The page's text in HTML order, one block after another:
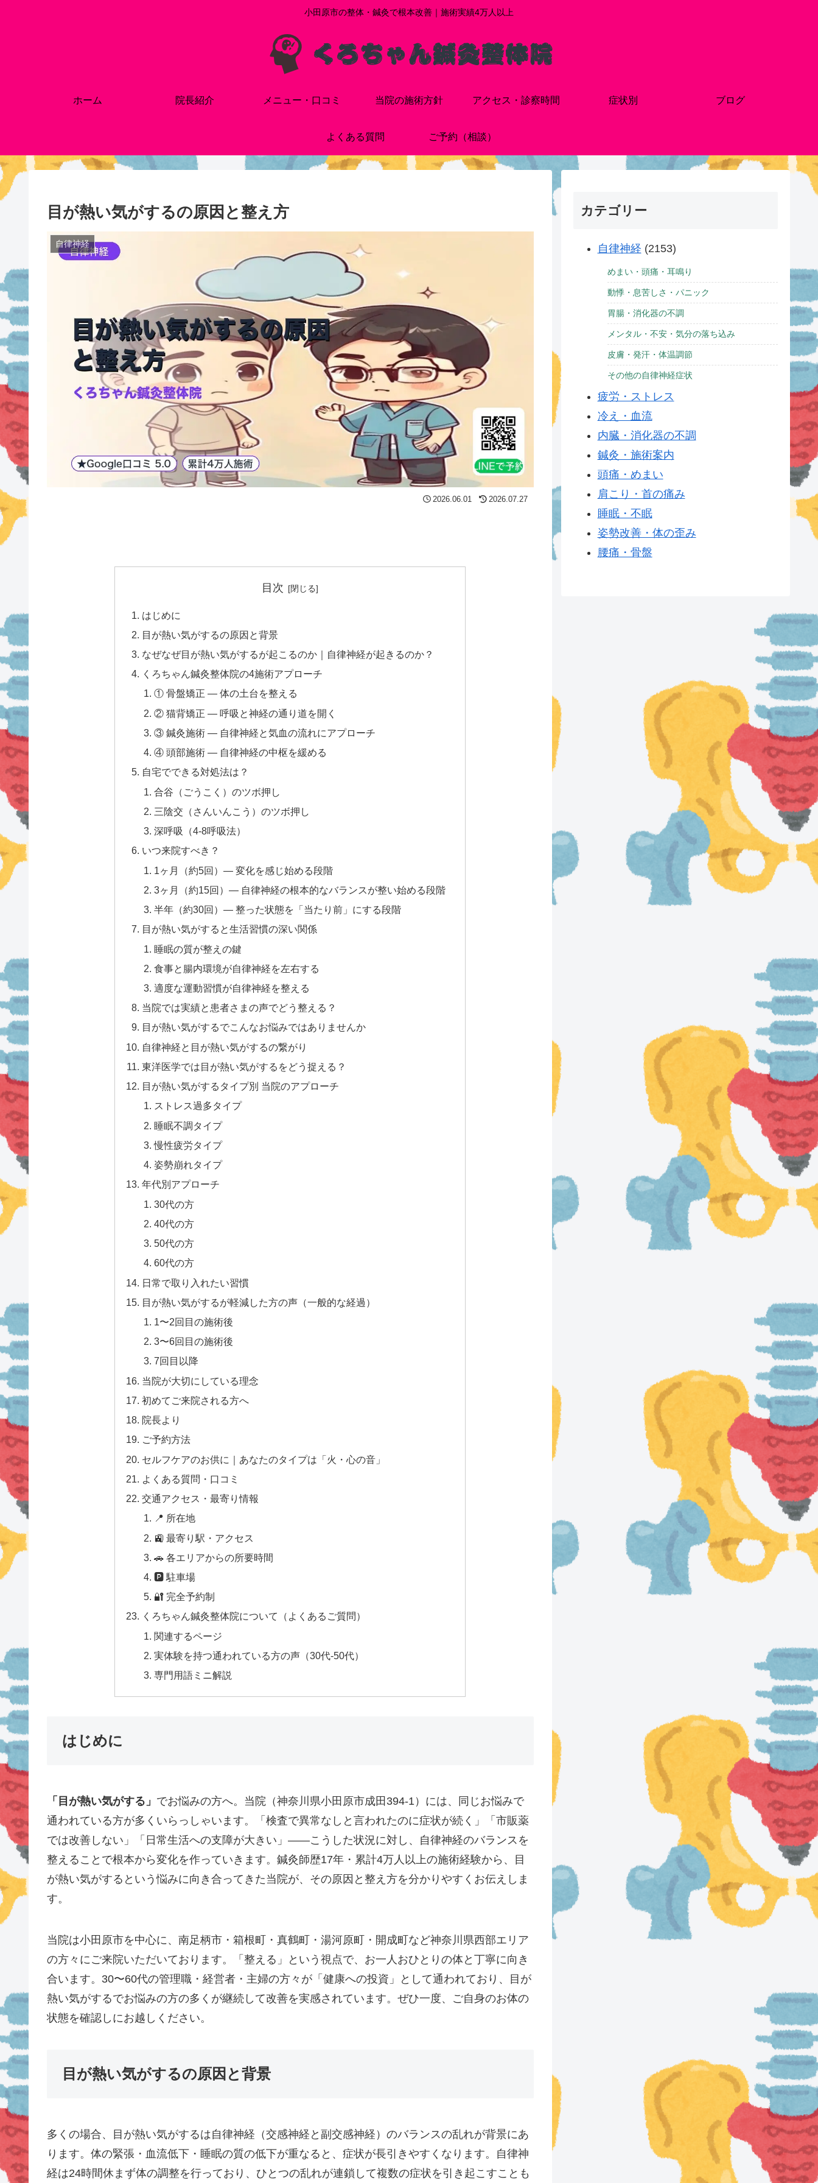
小田原市の整体・鍼灸で根本改善｜施術実績4万人以上
ホーム 院長紹介 メニュー・口コミ 当院の施術方針 アクセス・診察時間 症状別 ブログ
よくある質問 ご予約（相談）
目が熱い気がするの原因と整え方
自律神経
2026.06.01 2026.07.27
目次
はじめに
目が熱い気がするの原因と背景
なぜなぜ目が熱い気がするが起こるのか｜自律神経が起きるのか？
くろちゃん鍼灸整体院の4施術アプローチ
① 骨盤矯正 — 体の土台を整える
② 猫背矯正 — 呼吸と神経の通り道を開く
③ 鍼灸施術 — 自律神経と気血の流れにアプローチ
④ 頭部施術 — 自律神経の中枢を緩める
自宅でできる対処法は？
合谷（ごうこく）のツボ押し
三陰交（さんいんこう）のツボ押し
深呼吸（4-8呼吸法）
いつ来院すべき？
1ヶ月（約5回）— 変化を感じ始める段階
3ヶ月（約15回）— 自律神経の根本的なバランスが整い始める段階
半年（約30回）— 整った状態を「当たり前」にする段階
目が熱い気がすると生活習慣の深い関係
睡眠の質が整えの鍵
食事と腸内環境が自律神経を左右する
適度な運動習慣が自律神経を整える
当院では実績と患者さまの声でどう整える？
目が熱い気がするでこんなお悩みではありませんか
自律神経と目が熱い気がするの繋がり
東洋医学では目が熱い気がするをどう捉える？
目が熱い気がするタイプ別 当院のアプローチ
ストレス過多タイプ
睡眠不調タイプ
慢性疲労タイプ
姿勢崩れタイプ
年代別アプローチ
30代の方
40代の方
50代の方
60代の方
日常で取り入れたい習慣
目が熱い気がするが軽減した方の声（一般的な経過）
1〜2回目の施術後
3〜6回目の施術後
7回目以降
当院が大切にしている理念
初めてご来院される方へ
院長より
ご予約方法
セルフケアのお供に｜あなたのタイプは「火・心の音」
よくある質問・口コミ
交通アクセス・最寄り情報
📍 所在地
🚉 最寄り駅・アクセス
🚗 各エリアからの所要時間
🅿 駐車場
🔐 完全予約制
くろちゃん鍼灸整体院について（よくあるご質問）
関連するページ
実体験を持つ通われている方の声（30代-50代）
専門用語ミニ解説
はじめに
「目が熱い気がする」 でお悩みの方へ。当院（神奈川県小田原市成田394-1）には、同じお悩みで
通われている方が多くいらっしゃいます。「検査で異常なしと言われたのに症状が続く」「市販薬
では改善しない」「日常生活への支障が大きい」——こうした状況に対し、自律神経のバランスを
整えることで根本から変化を作っていきます。鍼灸師歴17年・累計4万人以上の施術経験から、目
が熱い気がするという悩みに向き合ってきた当院が、その原因と整え方を分かりやすくお伝えしま
す。
当院は小田原市を中心に、南足柄市・箱根町・真鶴町・湯河原町・開成町など神奈川県西部エリア
の方々にご来院いただいております。「整える」という視点で、お一人おひとりの体と丁寧に向き
合います。30〜60代の管理職・経営者・主婦の方々が「健康への投資」として通われており、目が
熱い気がするでお悩みの方の多くが継続して改善を実感されています。ぜひ一度、ご自身のお体の
状態を確認しにお越しください。
目が熱い気がするの原因と背景
多くの場合、目が熱い気がするは自律神経（交感神経と副交感神経）のバランスの乱れが背景にあ
ります。体の緊張・血流低下・睡眠の質の低下が重なると、症状が長引きやすくなります。自律神
経は24時間休まず体の調整を行っており、ひとつの乱れが連鎖して複数の症状を引き起こすことも
カテゴリー
自律神経 (2153)
めまい・頭痛・耳鳴り
動悸・息苦しさ・パニック
胃腸・消化器の不調
メンタル・不安・気分の落ち込み
皮膚・発汗・体温調節
その他の自律神経症状
疲労・ストレス
冷え・血流
内臓・消化器の不調
鍼灸・施術案内
頭痛・めまい
肩こり・首の痛み
睡眠・不眠
姿勢改善・体の歪み
腰痛・骨盤